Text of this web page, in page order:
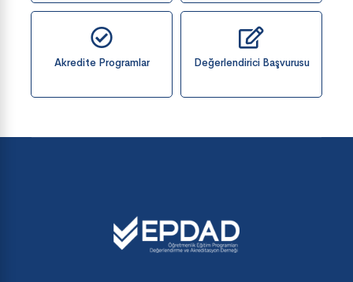
Akredite Programlar Değerlendirici Başvurusu